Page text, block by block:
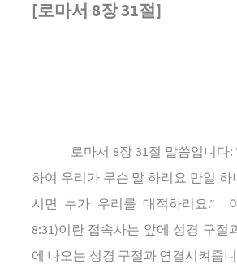
[로마서 8장31절]
로마서 8장31절 말씀입니다:
하여 우리가 무슨 말 하리요 만일 하
시면
누가 우리를 대적하리요.”
8:31)이란 접속사는 앞에 성경 구절
에 나오는 성경 구절과 연결시켜줍